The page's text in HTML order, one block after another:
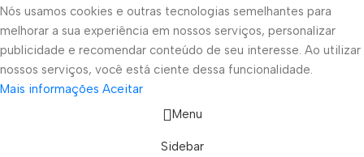
Nós usamos cookies e outras tecnologias semelhantes para
melhorar a sua experiência em nossos serviços, personalizar
publicidade e recomendar conteúdo de seu interesse. Ao utilizar
nossos serviços, você está ciente dessa funcionalidade.
Mais informações Aceitar
Menu
Sidebar